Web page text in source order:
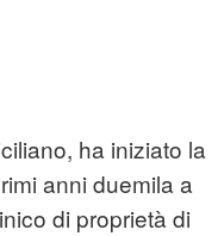
ha iniziato la
anni duemila a
di proprietà di